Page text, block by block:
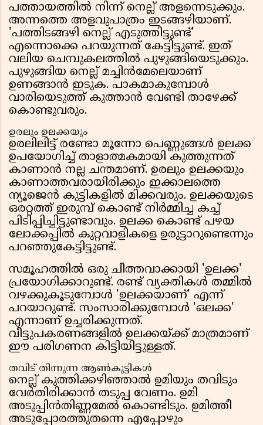
പത്തായത്തിൽ നിന്ന് നെല്ല് അളന്നെടുക്കും.
അന്നത്തെ അളവുപാത്രം ഇടങ്ങഴിയാണ്.
'പത്തിടങ്ങഴി നെല്ല് എടുത്തിട്ടുണ്ട്'
എന്നൊക്കെ പറയുന്നത് കേട്ടിട്ടുണ്ട്. ഇത്
വലിയ ചെമ്പുകലത്തിൽ പുഴുങ്ങിയെടുക്കും.
പുഴുങ്ങിയ നെല്ല് മച്ചിൻമേലെയാണ്
ഉണങ്ങാൻ ഇടുക. പാകമാകുമ്പോൾ
വാരിയെടുത്ത് കുത്താൻ വേണ്ടി താഴേക്ക്
കൊണ്ടുവരും.
ഉരലും ഉലക്കയും
ഉരലിലിട്ട് രണ്ടോ മൂന്നോ പെണ്ണുങ്ങൾ ഉലക്ക
ഉപയോഗിച്ച് താളാത്മകമായി കുത്തുന്നത്
കാണാൻ നല്ല ചന്തമാണ്. ഉരലും ഉലക്കയും
കാണാത്തവരായിരിക്കും ഇക്കാലത്തെ
ന്യൂജെൻ കുട്ടികളിൽ മിക്കവരും. ഉലക്കയുടെ
ഒരറ്റത്ത് ഇരുമ്പ് കൊണ്ട് നിർമ്മിച്ച കച്ച്
പിടിപ്പിച്ചിട്ടുണ്ടാവും. ഉലക്ക കൊണ്ട് പഴയ
ലോക്കപ്പിൽ കുറ്റവാളികളെ ഉരുട്ടാറുണ്ടെന്നും
പറഞ്ഞുകേട്ടിട്ടുണ്ട്.
സമൂഹത്തിൽ ഒരു ചീത്തവാക്കായി 'ഉലക്ക'
പ്രയോഗിക്കാറുണ്ട്. രണ്ട് വ്യക്തികൾ തമ്മിൽ
വഴക്കുകൂടുമ്പോൾ 'ഉലക്കയാണ്' എന്ന്
പറയാറുണ്ട്. സംസാരിക്കുമ്പോൾ 'ഒലക്ക'
എന്നാണ് ഉച്ചരിക്കുന്നത്.
വീട്ടുപകരണങ്ങളിൽ ഉലക്കയ്ക്ക് മാത്രമാണ്
ഈ പരിഗണന കിട്ടിയിട്ടുള്ളത്.
തവിട് തിന്നുന്ന ആൺകുട്ടികൾ
നെല്ല് കുത്തിക്കഴിഞ്ഞാൽ ഉമിയും തവിടും
വേർതിരിക്കാൻ തടുപ്പ വേണം. ഉമി
അടുപ്പിൻതിണ്ണമേൽ കൊണ്ടിടും. ഉമിത്തീ
അടുപ്പോരത്തുതന്നെ എപ്പോഴും